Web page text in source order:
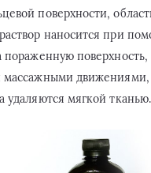
поверхности,
наносится при
пораженную поверхность,
массажными движениями,
удаляются мягкой тканью.